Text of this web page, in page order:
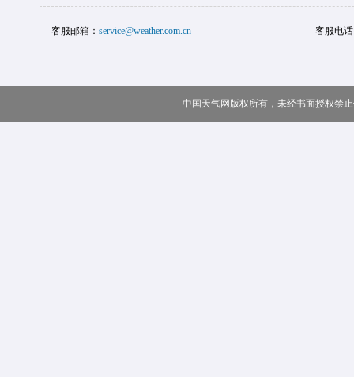
客服邮箱： service@weather.com.cn 客服电
中国天气网版权所有，未经书面授权